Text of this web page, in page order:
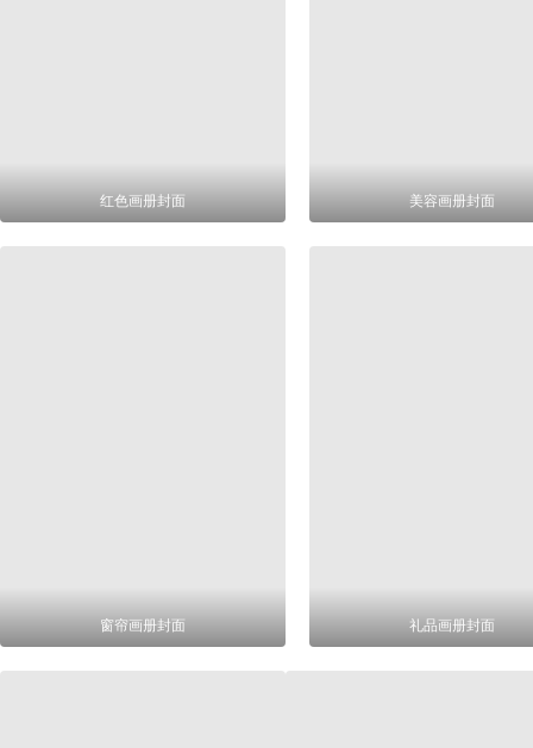
红色画册封面 美容画册封面
窗帘画册封面 礼品画册封面